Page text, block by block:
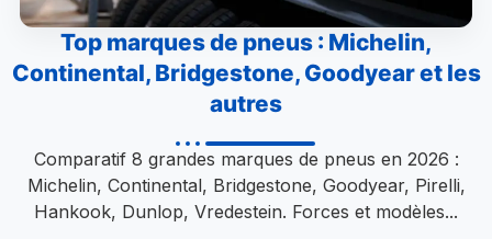
Top marques de pneus : Michelin,
Continental, Bridgestone, Goodyear et les
autres
Comparatif 8 grandes marques de pneus en 2026 :
Michelin, Continental, Bridgestone, Goodyear, Pirelli,
Hankook, Dunlop, Vredestein. Forces et modèles...